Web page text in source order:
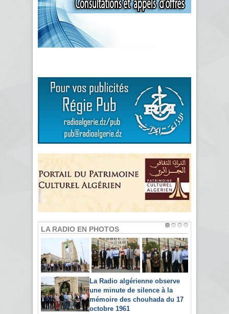
LA RADIO EN PHOTOS
La Radio algérienne observe
une minute de silence à la
mémoire des chouhada du 17
octobre 1961